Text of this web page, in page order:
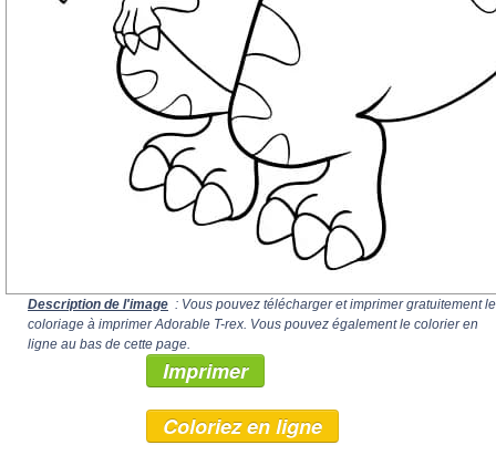
Description de l'image : Vous pouvez télécharger et imprimer gratuitement le
coloriage à imprimer Adorable T-rex. Vous pouvez également le colorier en
ligne au bas de cette page.
Imprimer
Coloriez en ligne